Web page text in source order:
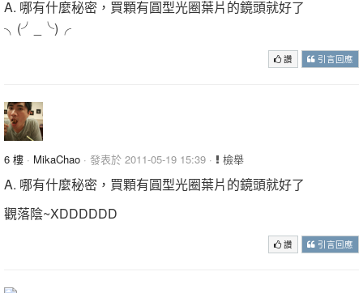
A. 哪有什麼秘密，買顆有圓型光圈葉片的鏡頭就好了
╮(╯_╰)╭
讚 引言回應
6 樓 · MikaChao · 發表於 2011-05-19 15:39 · 檢舉
A. 哪有什麼秘密，買顆有圓型光圈葉片的鏡頭就好了
觀落陰~XDDDDDD
讚 引言回應